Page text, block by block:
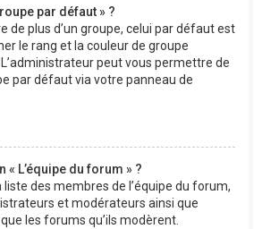
par défaut » ?
de plus d’un groupe, celui par défaut est
le rang et la couleur de groupe
peut vous permettre de
par défaut via votre panneau de
« L’équipe du forum » ?
des membres de l’équipe du forum,
et modérateurs ainsi que
les forums qu’ils modèrent.